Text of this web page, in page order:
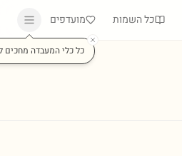
כל השמות מועדפים
כל כלי המעבדה מחכים